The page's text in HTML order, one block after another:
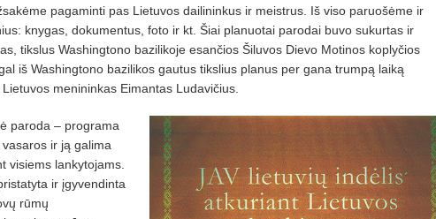
pagaminti pas Lietuvos dailininkus ir meistrus. Iš viso paruošėme ir
knygas, dokumentus, foto ir kt. Šiai planuotai parodai buvo sukurtas ir
tikslus Washingtono bazilikoje esančios Šiluvos Dievo Motinos koplyčios
iš Washingtono bazilikos gautus tikslius planus per gana trumpą laiką
menininkas Eimantas Ludavičius.
paroda – programa
ir ją galima
visiems lankytojams.
ir įgyvendinta
rūmų